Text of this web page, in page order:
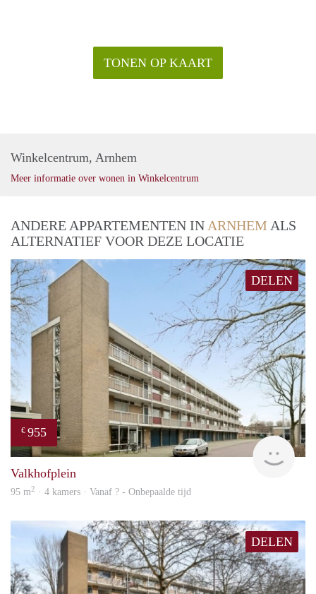
TONEN OP KAART
Winkelcentrum, Arnhem
Meer informatie over wonen in Winkelcentrum
ANDERE APPARTEMENTEN IN ARNHEM ALS
ALTERNATIEF VOOR DEZE LOCATIE
DELEN
€ 955
Valkhofplein
95 m2 · 4 kamers · Vanaf ? - Onbepaalde tijd
DELEN